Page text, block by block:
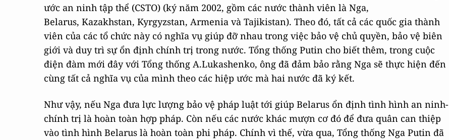
ước an ninh tập thể (CSTO) (ký năm 2002, gồm các nước thành viên là Nga,
Belarus, Kazakhstan, Kyrgyzstan, Armenia và Tajikistan). Theo đó, tất cả các quốc gia thành
viên của các tổ chức này có nghĩa vụ giúp đỡ nhau trong việc bảo vệ chủ quyền, bảo vệ biên
giới và duy trì sự ổn định chính trị trong nước. Tổng thống Putin cho biết thêm, trong cuộc
điện đàm mới đây với Tổng thống A.Lukashenko, ông đã đảm bảo rằng Nga sẽ thực hiện đến
cùng tất cả nghĩa vụ của mình theo các hiệp ước mà hai nước đã ký kết.
Như vậy, nếu Nga đưa lực lượng bảo vệ pháp luật tới giúp Belarus ổn định tình hình an ninh-
chính trị là hoàn toàn hợp pháp. Còn nếu các nước khác mượn cơ đó để đưa quân can thiệp
vào tình hình Belarus là hoàn toàn phi pháp. Chính vì thế, vừa qua, Tổng thống Nga Putin đã